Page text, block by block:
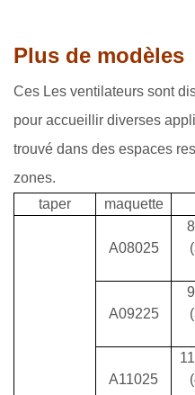
Plus de modèles
Ces Les ventilateurs sont
pour accueillir diverses
trouvé dans des espaces
zones.
taper
maquette
A08025
A09225
A11025